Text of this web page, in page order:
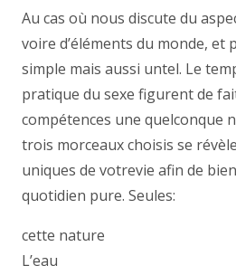
Au cas où nous discute du
voire d’éléments du monde, et
simple mais aussi untel. Le
pratique du sexe figurent de
compétences une quelconque
trois morceaux choisis se
uniques de votrevie afin de
quotidien pure. Seules:
cette nature
L’eau